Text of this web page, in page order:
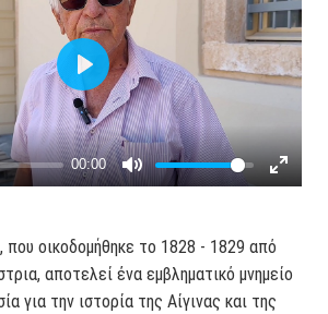
οικοδομήθηκε το 1828 - 1829 από
αποτελεί ένα εμβληματικό μνημείο
για την ιστορία της Αίγινας και της